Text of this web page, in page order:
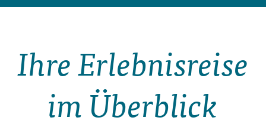
Ihre Erlebnisreise
im Überblick